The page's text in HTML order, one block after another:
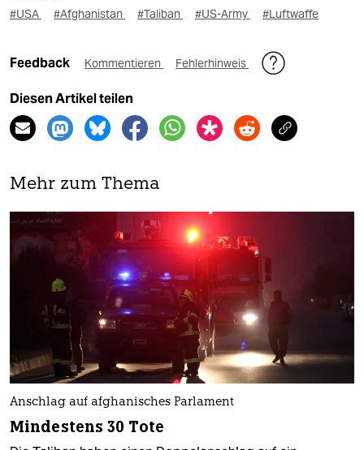
#USA #Afghanistan #Taliban #US-Army #Luftwaffe
Feedback Kommentieren Fehlerhinweis
Diesen Artikel teilen
Mehr zum Thema
Anschlag auf afghanisches Parlament
Mindestens 30 Tote